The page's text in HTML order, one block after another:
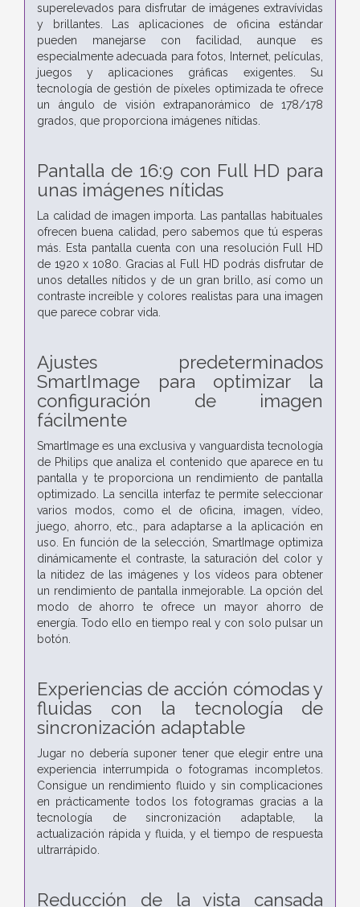
superelevados para disfrutar de imágenes extravívidas
y brillantes. Las aplicaciones de oficina estándar
pueden manejarse con facilidad, aunque es
especialmente adecuada para fotos, Internet, películas,
juegos y aplicaciones gráficas exigentes. Su
tecnología de gestión de píxeles optimizada te ofrece
un ángulo de visión extrapanorámico de 178/178
grados, que proporciona imágenes nítidas.
Pantalla de 16:9 con Full HD para
unas imágenes nítidas
La calidad de imagen importa. Las pantallas habituales
ofrecen buena calidad, pero sabemos que tú esperas
más. Esta pantalla cuenta con una resolución Full HD
de 1920 x 1080. Gracias al Full HD podrás disfrutar de
unos detalles nítidos y de un gran brillo, así como un
contraste increíble y colores realistas para una imagen
que parece cobrar vida.
Ajustes predeterminados
SmartImage para optimizar la
configuración de imagen
fácilmente
SmartImage es una exclusiva y vanguardista tecnología
de Philips que analiza el contenido que aparece en tu
pantalla y te proporciona un rendimiento de pantalla
optimizado. La sencilla interfaz te permite seleccionar
varios modos, como el de oficina, imagen, vídeo,
juego, ahorro, etc., para adaptarse a la aplicación en
uso. En función de la selección, SmartImage optimiza
dinámicamente el contraste, la saturación del color y
la nitidez de las imágenes y los vídeos para obtener
un rendimiento de pantalla inmejorable. La opción del
modo de ahorro te ofrece un mayor ahorro de
energía. Todo ello en tiempo real y con solo pulsar un
botón.
Experiencias de acción cómodas y
fluidas con la tecnología de
sincronización adaptable
Jugar no debería suponer tener que elegir entre una
experiencia interrumpida o fotogramas incompletos.
Consigue un rendimiento fluido y sin complicaciones
en prácticamente todos los fotogramas gracias a la
tecnología de sincronización adaptable, la
actualización rápida y fluida, y el tiempo de respuesta
ultrarrápido.
Reducción de la vista cansada